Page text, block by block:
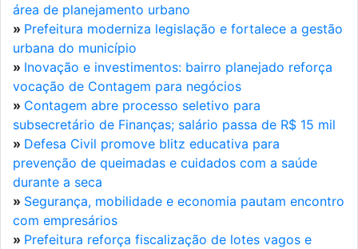
área de planejamento urbano
» Prefeitura moderniza legislação e fortalece a gestão
urbana do município
» Inovação e investimentos: bairro planejado reforça
vocação de Contagem para negócios
» Contagem abre processo seletivo para
subsecretário de Finanças; salário passa de R$ 15 mil
» Defesa Civil promove blitz educativa para
prevenção de queimadas e cuidados com a saúde
durante a seca
» Segurança, mobilidade e economia pautam encontro
com empresários
» Prefeitura reforça fiscalização de lotes vagos e